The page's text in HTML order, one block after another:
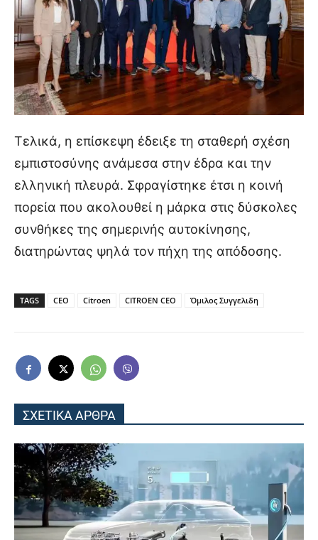
Τελικά, η επίσκεψη έδειξε τη σταθερή σχέση
εμπιστοσύνης ανάμεσα στην έδρα και την
ελληνική πλευρά. Σφραγίστηκε έτσι η κοινή
πορεία που ακολουθεί η μάρκα στις δύσκολες
συνθήκες της σημερινής αυτοκίνησης,
διατηρώντας ψηλά τον πήχη της απόδοσης.
TAGS CEO Citroen CITROEN CEO Όμιλος Συγγελιδη
ΣΧΕΤΙΚΑ ΑΡΘΡΑ